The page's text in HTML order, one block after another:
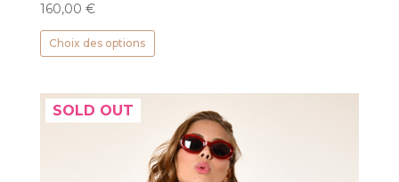
160,00 €
Choix des options
Ce
plusieurs
variations.
Les
options
peuvent
SOLD OUT